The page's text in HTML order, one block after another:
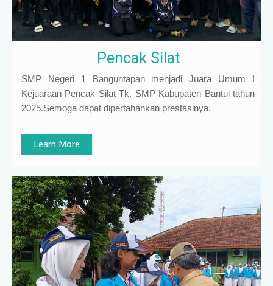
Pencak Silat
SMP Negeri 1 Banguntapan menjadi Juara Umum I
Kejuaraan Pencak Silat Tk. SMP Kabupaten Bantul tahun
2025.Semoga dapat dipertahankan prestasinya.
Learn More